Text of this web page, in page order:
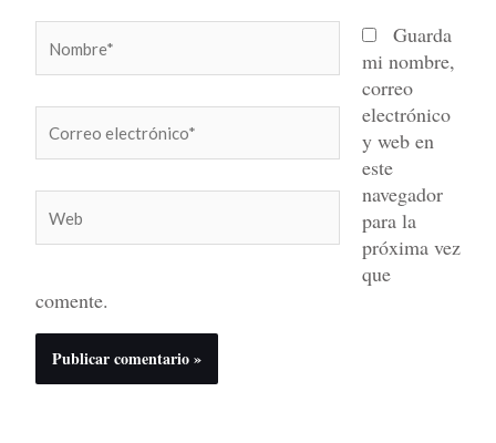
electrónico*
Guarda
mi nombre,
correo
electrónico
y web en
este
navegador
para la
próxima vez
que
comente.